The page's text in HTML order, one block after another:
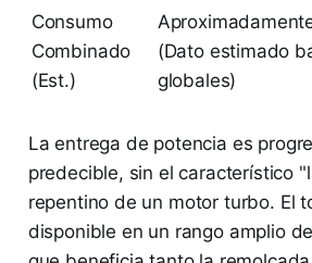
Consumo
Combinado
(Est.)
(Dato estimado
globales)
La entrega de potencia es
predecible, sin el característico
repentino de un motor turbo. El
disponible en un rango amplio